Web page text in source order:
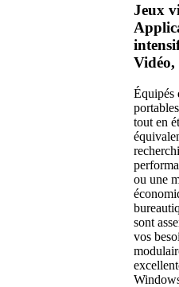
Jeux
Équipés
tout en
ou une
sont
vos